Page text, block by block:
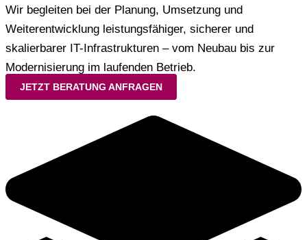
Wir begleiten bei der Planung, Umsetzung und
Weiterentwicklung leistungsfähiger, sicherer und
skalierbarer IT-Infrastrukturen – vom Neubau bis zur
Modernisierung im laufenden Betrieb.
JETZT BERATUNG ANFRAGEN